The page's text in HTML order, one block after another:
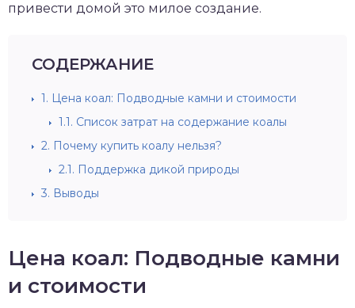
привести домой это милое создание.
СОДЕРЖАНИЕ
1. Цена коал: Подводные камни и стоимости
1.1. Список затрат на содержание коалы
2. Почему купить коалу нельзя?
2.1. Поддержка дикой природы
3. Выводы
Цена коал: Подводные камни
и стоимости